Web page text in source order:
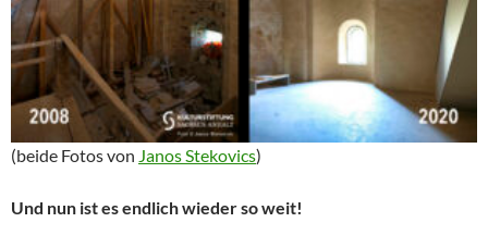
(beide Fotos von Janos Stekovics)
Und nun ist es endlich wieder so weit!